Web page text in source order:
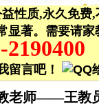
性质,永久免费,
著。需要请
2190400
老师——王教